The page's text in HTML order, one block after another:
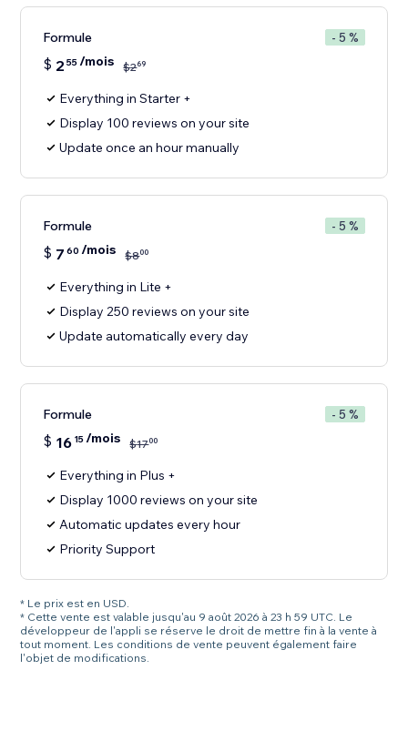
Formule - 5 %
$ 2 55/mois $269
Everything in Starter +
Display 100 reviews on your site
Update once an hour manually
Formule - 5 %
$ 7 60 /mois $800
Everything in Lite +
Display 250 reviews on your site
Update automatically every day
Formule - 5 %
$ 16 15/mois $1700
Everything in Plus +
Display 1000 reviews on your site
Automatic updates every hour
Priority Support
* Le prix est en USD.
* Cette vente est valable jusqu'au 9 août 2026 à 23 h 59 UTC. Le
développeur de l'appli se réserve le droit de mettre fin à la vente à
tout moment. Les conditions de vente peuvent également faire
l'objet de modifications.